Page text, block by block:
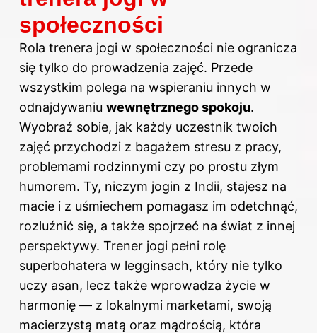
społeczności
Rola trenera jogi w społeczności nie ogranicza
się tylko do prowadzenia zajęć. Przede
wszystkim polega na wspieraniu innych w
odnajdywaniu wewnętrznego spokoju.
Wyobraź sobie, jak każdy uczestnik twoich
zajęć przychodzi z bagażem stresu z pracy,
problemami rodzinnymi czy po prostu złym
humorem. Ty, niczym jogin z Indii, stajesz na
macie i z uśmiechem pomagasz im odetchnąć,
rozluźnić się, a także spojrzeć na świat z innej
perspektywy. Trener jogi pełni rolę
superbohatera w legginsach, który nie tylko
uczy asan, lecz także wprowadza życie w
harmonię — z lokalnymi marketami, swoją
macierzystą matą oraz mądrością, która